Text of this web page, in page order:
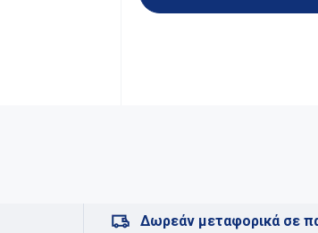
Δωρεάν μεταφορικά σε